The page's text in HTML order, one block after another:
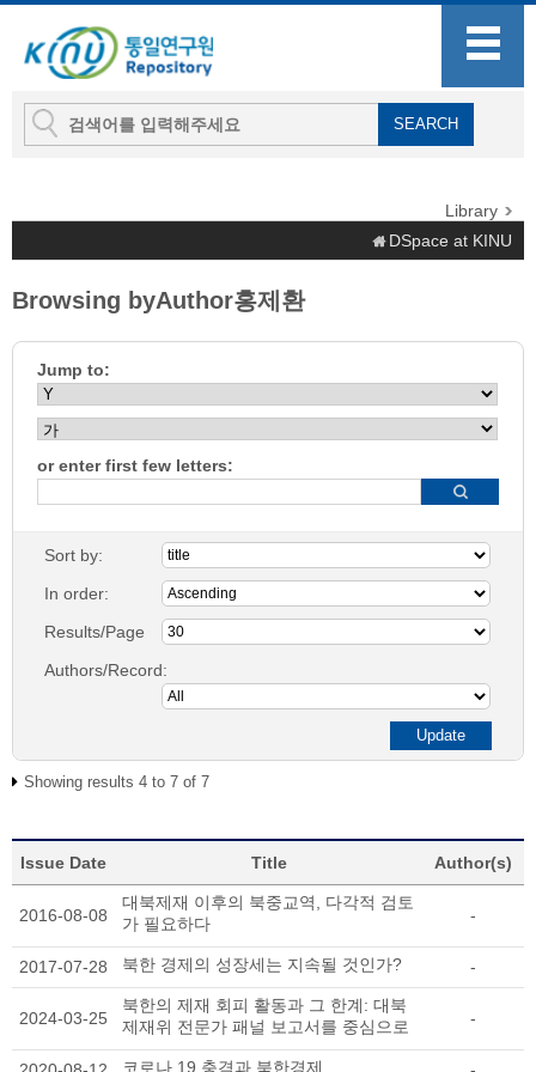
Library
DSpace at KINU
Browsing byAuthor홍제환
Jump to:
or enter first few letters:
Sort by:
In order:
Results/Page
Authors/Record:
Showing results 4 to 7 of 7
Issue Date Title Author(s)
2016-08-08
대북제재 이후의 북중교역, 다각적 검토
가 필요하다
-
2017-07-28 북한 경제의 성장세는 지속될 것인가? -
2024-03-25
북한의 제재 회피 활동과 그 한계: 대북
제재위 전문가 패널 보고서를 중심으로
-
코로나 19 충격과 북한경제